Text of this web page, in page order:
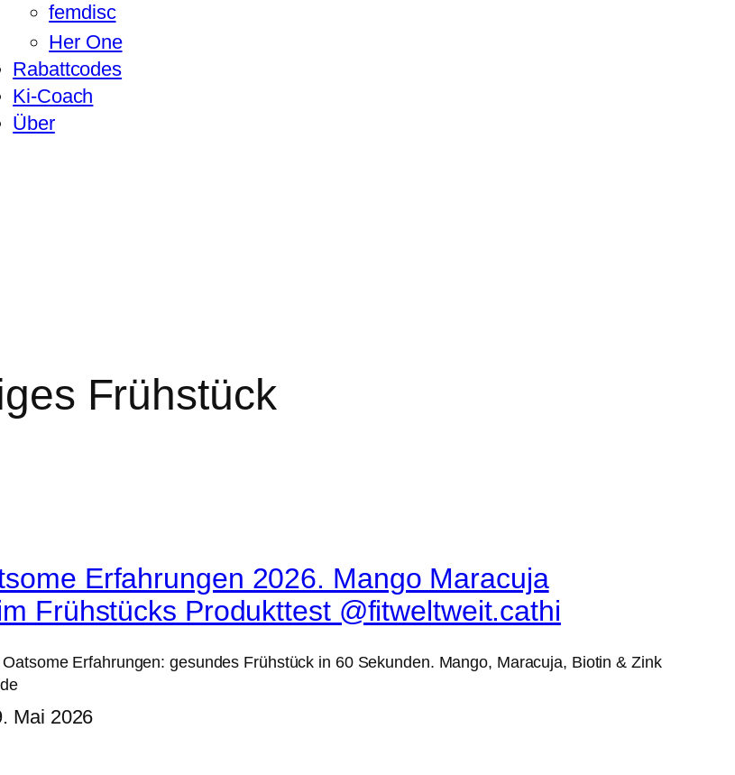
femdisc
Her One
Rabattcodes
Ki-Coach
Über
Frühstück
Erfahrungen 2026. Mango Maracuja
Frühstücks Produkttest @fitweltweit.cathi
Erfahrungen: gesundes Frühstück in 60 Sekunden. Mango, Maracuja, Biotin & Zink
Mai 2026